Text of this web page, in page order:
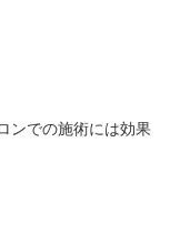
ンでの施術には効果